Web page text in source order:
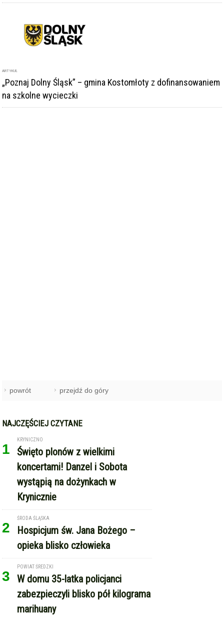
ARTYKUŁ
„Poznaj Dolny Śląsk” – gmina Kostomłoty z dofinansowaniem
na szkolne wycieczki
powrót przejdź do góry
NAJCZĘŚCIEJ CZYTANE
1
KRYNICZNO
Święto plonów z wielkimi
koncertami! Danzel i Sobota
wystąpią na dożynkach w
Krynicznie
2
ŚRODA ŚLĄSKA
Hospicjum św. Jana Bożego –
opieka blisko człowieka
3
POWIAT ŚREDZKI
W domu 35-latka policjanci
zabezpieczyli blisko pół kilograma
marihuany